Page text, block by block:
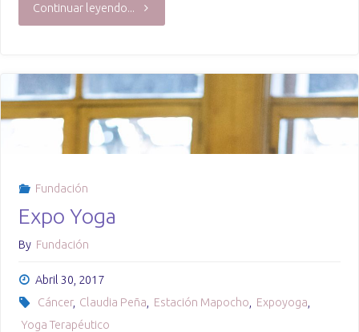
Continuar leyendo..."Expo
2018"
Fundación
Expo Yoga
By Fundación
Abril 30, 2017
Cáncer, Claudia Peña Estación Mapocho Expoyoga
Yoga Terapéutico